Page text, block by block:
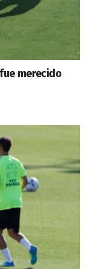
merecido